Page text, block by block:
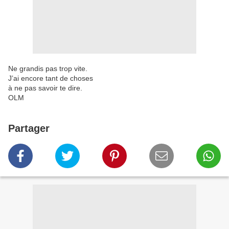
Ne grandis pas trop vite.
J’ai encore tant de choses
à ne pas savoir te dire.
OLM
Partager